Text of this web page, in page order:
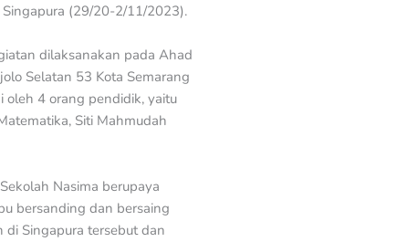
(29/20-2/11/2023).
dilaksanakan pada Ahad
Selatan 53 Kota Semarang
oleh 4 orang pendidik, yaitu
Siti Mahmudah
Nasima berupaya
bersanding dan bersaing
Singapura tersebut dan